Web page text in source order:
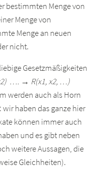
bestimmten Menge von
Menge von
Menge an neuen
nicht.
Gesetzmäßigkeiten
…. → R(x1, x2, …)
werden auch als Horn
haben das ganze hier
können immer auch
und es gibt neben
weitere Aussagen, die
Gleichheiten).